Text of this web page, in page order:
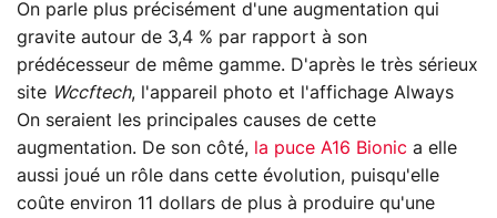
On parle plus précisément d'une augmentation qui
gravite autour de 3,4 % par rapport à son
prédécesseur de même gamme. D'après le très sérieux
site Wccftech, l'appareil photo et l'affichage Always
On seraient les principales causes de cette
augmentation. De son côté, la puce A16 Bionic a elle
aussi joué un rôle dans cette évolution, puisqu'elle
coûte environ 11 dollars de plus à produire qu'une